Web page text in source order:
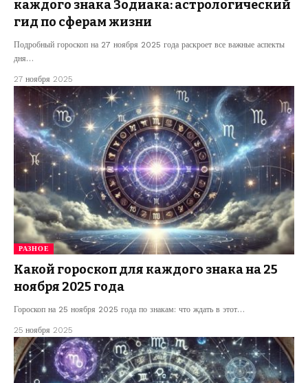
каждого знака Зодиака: астрологический
гид по сферам жизни
Подробный гороскоп на 27 ноября 2025 года раскроет все важные аспекты
дня…
27 ноября 2025
РАЗНОЕ
Какой гороскоп для каждого знака на 25
ноября 2025 года
Гороскоп на 25 ноября 2025 года по знакам: что ждать в этот…
25 ноября 2025